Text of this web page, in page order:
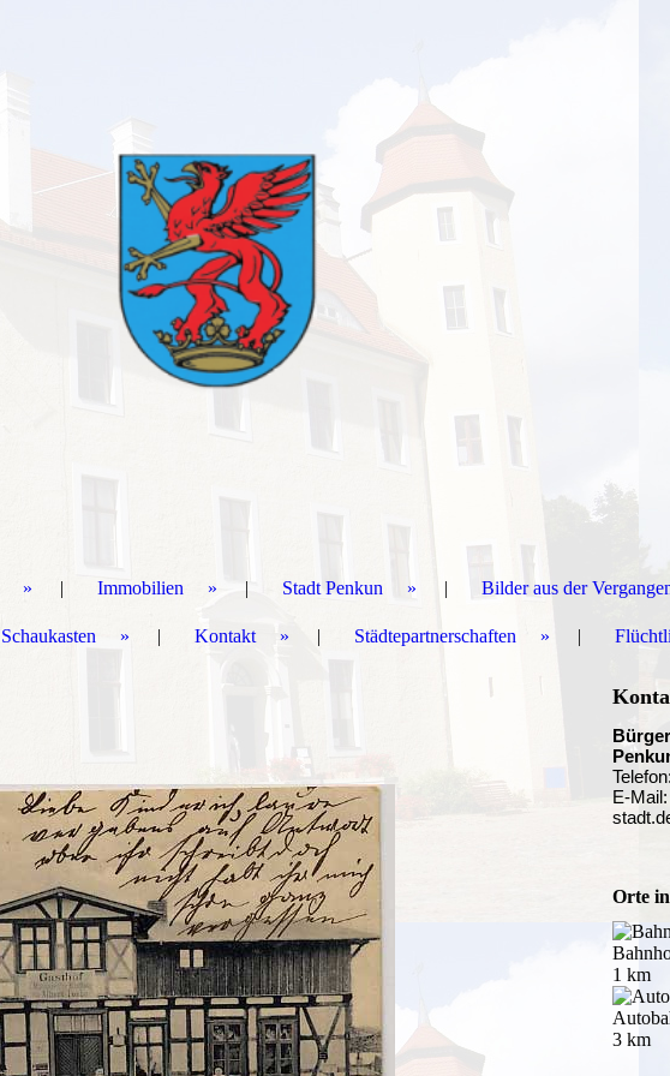
Immobilien Stadt Penkun Bilder aus der
Schaukasten Kontakt Städtepartnerschaften
E-
Orte
1 km
3 km